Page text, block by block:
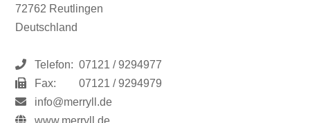
72762 Reutlingen
Deutschland
Telefon: 07121 / 9294977
Fax:
07121 / 9294979
info@merryll.de